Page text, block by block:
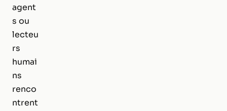
agent
s ou
lecteu
rs
humai
ns
renco
ntrent